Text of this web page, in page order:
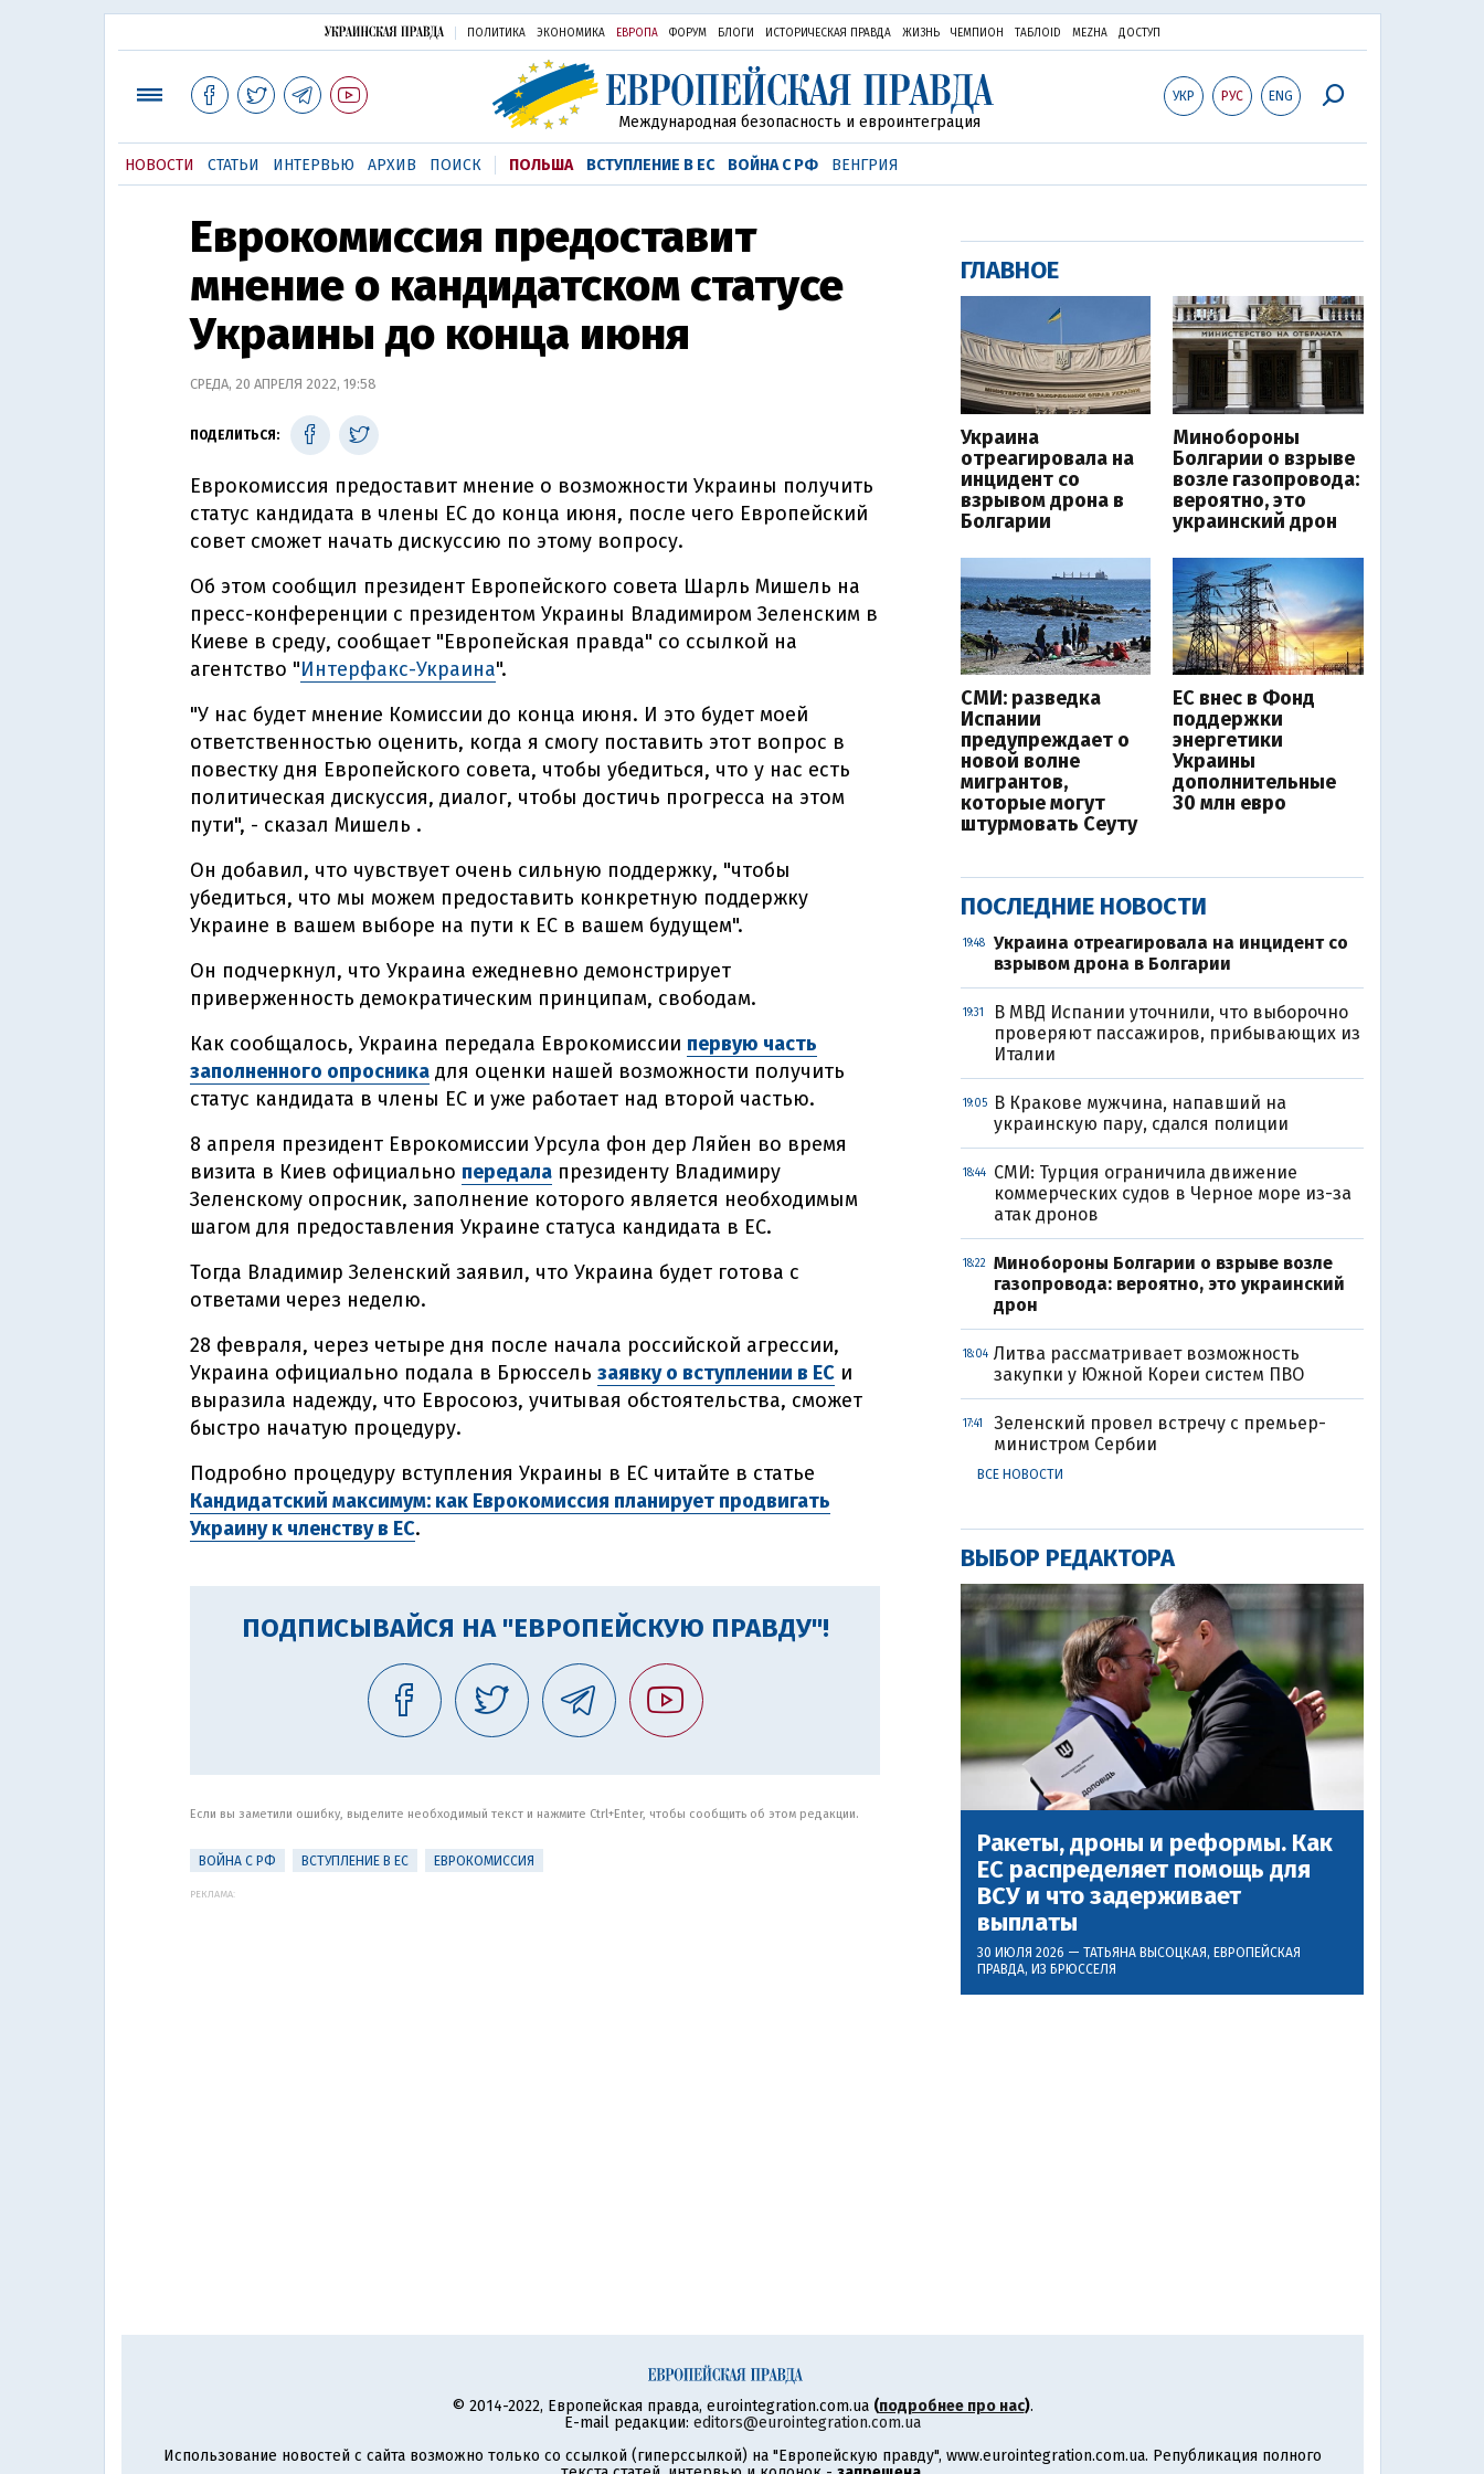
ПОЛИТИКА ЭКОНОМИКА ЕВРОПА ФОРУМ БЛОГИ ИСТОРИЧЕСКАЯ ПРАВДА ЖИЗНЬ ЧЕМПИОН ТАБЛОID MEZHA ДОСТУП
УКР РУС ENG
Международная безопасность и евроинтеграция
НОВОСТИ СТАТЬИ ИНТЕРВЬЮ АРХИВ ПОИСК ПОЛЬША ВСТУПЛЕНИЕ В ЕС ВОЙНА С РФ ВЕНГРИЯ
Еврокомиссия предоставит
мнение о кандидатском статусе
Украины до конца июня
СРЕДА, 20 АПРЕЛЯ 2022, 19:58
ПОДЕЛИТЬСЯ:
Еврокомиссия предоставит мнение о возможности Украины получить
статус кандидата в члены ЕС до конца июня, после чего Европейский
совет сможет начать дискуссию по этому вопросу.
Об этом сообщил президент Европейского совета Шарль Мишель на
пресс-конференции с президентом Украины Владимиром Зеленским в
Киеве в среду, сообщает "Европейская правда" со ссылкой на
агентство "Интерфакс-Украина".
"У нас будет мнение Комиссии до конца июня. И это будет моей
ответственностью оценить, когда я смогу поставить этот вопрос в
повестку дня Европейского совета, чтобы убедиться, что у нас есть
политическая дискуссия, диалог, чтобы достичь прогресса на этом
пути", - сказал Мишель .
Он добавил, что чувствует очень сильную поддержку, "чтобы
убедиться, что мы можем предоставить конкретную поддержку
Украине в вашем выборе на пути к ЕС в вашем будущем".
Он подчеркнул, что Украина ежедневно демонстрирует
приверженность демократическим принципам, свободам.
Как сообщалось, Украина передала Еврокомиссии первую часть
заполненного опросника для оценки нашей возможности получить
статус кандидата в члены ЕС и уже работает над второй частью.
8 апреля президент Еврокомиссии Урсула фон дер Ляйен во время
визита в Киев официально передала президенту Владимиру
Зеленскому опросник, заполнение которого является необходимым
шагом для предоставления Украине статуса кандидата в ЕС.
Тогда Владимир Зеленский заявил, что Украина будет готова с
ответами через неделю.
28 февраля, через четыре дня после начала российской агрессии,
Украина официально подала в Брюссель заявку о вступлении в ЕС и
выразила надежду, что Евросоюз, учитывая обстоятельства, сможет
быстро начатую процедуру.
Подробно процедуру вступления Украины в ЕС читайте в статье
Кандидатский максимум: как Еврокомиссия планирует продвигать
Украину к членству в ЕС.
ПОДПИСЫВАЙСЯ НА "ЕВРОПЕЙСКУЮ ПРАВДУ"!
Если вы заметили ошибку, выделите необходимый текст и нажмите Ctrl+Enter, чтобы сообщить об этом редакции.
ВОЙНА С РФ ВСТУПЛЕНИЕ В ЕС ЕВРОКОМИССИЯ
РЕКЛАМА:
ГЛАВНОЕ
Украина
отреагировала на
инцидент со
взрывом дрона в
Болгарии
Минобороны
Болгарии о взрыве
возле газопровода:
вероятно, это
украинский дрон
СМИ: разведка
Испании
предупреждает о
новой волне
мигрантов,
которые могут
штурмовать Сеуту
ЕС внес в Фонд
поддержки
энергетики
Украины
дополнительные
30 млн евро
ПОСЛЕДНИЕ НОВОСТИ
19:48
Украина отреагировала на инцидент со
взрывом дрона в Болгарии
19:31
В МВД Испании уточнили, что выборочно
проверяют пассажиров, прибывающих из
Италии
19:05
В Кракове мужчина, напавший на
украинскую пару, сдался полиции
18:44
СМИ: Турция ограничила движение
коммерческих судов в Черное море из-за
атак дронов
18:22
Минобороны Болгарии о взрыве возле
газопровода: вероятно, это украинский
дрон
18:04 Литва рассматривает возможность
закупки у Южной Кореи систем ПВО
17:41
Зеленский провел встречу с премьер-
министром Сербии
ВСЕ НОВОСТИ
ВЫБОР РЕДАКТОРА
Ракеты, дроны и реформы. Как
ЕС распределяет помощь для
ВСУ и что задерживает
выплаты
30 ИЮЛЯ 2026 — ТАТЬЯНА ВЫСОЦКАЯ, ЕВРОПЕЙСКАЯ
ПРАВДА, ИЗ БРЮССЕЛЯ
© 2014-2022, Европейская правда, eurointegration.com.ua (подробнее про нас).
E-mail редакции: editors@eurointegration.com.ua
Использование новостей с сайта возможно только со ссылкой (гиперссылкой) на "Европейскую правду", www.eurointegration.com.ua. Републикация полного